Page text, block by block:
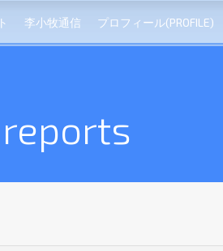
李小牧通信 プロフィール(PROFILE)